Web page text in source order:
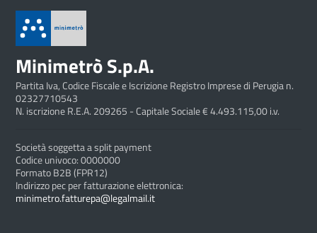
Minimetrò S.p.A.
Partita Iva, Codice Fiscale e Iscrizione Registro Imprese di Perugia n.
02327710543
N. iscrizione R.E.A. 209265 - Capitale Sociale € 4.493.115,00 i.v.
Società soggetta a split payment
Codice univoco: 0000000
Formato B2B (FPR12)
Indirizzo pec per fatturazione elettronica:
minimetro.fatturepa@legalmail.it